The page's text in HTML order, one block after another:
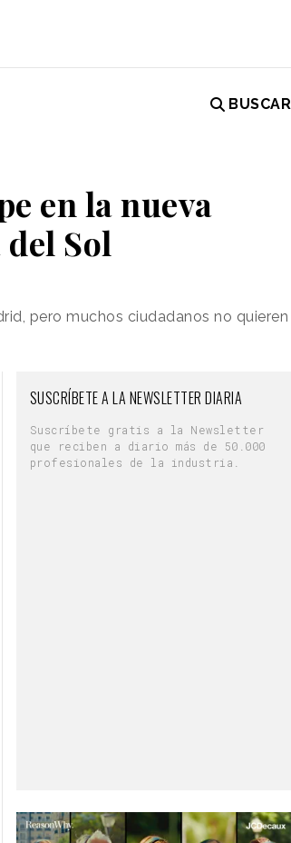
BUSCAR
en la nueva
Sol
pero muchos ciudadanos no quieren
SUSCRÍBETE A LA NEWSLETTER DIARIA
Suscríbete gratis a la Newsletter
que reciben a diario más de 50.000
profesionales de la industria.